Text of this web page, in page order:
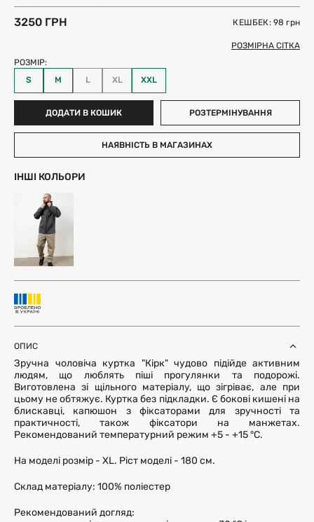
3250 ГРН КЕШБЕК: 98грн
РОЗМІРНА СІТКА
РОЗМІР:
S
M L XL XXL
ДОДАТИ В КОШИК РОЗТЕРМІНУВАННЯ
НАЯВНІСТЬ В МАГАЗИНАХ
ІНШІ КОЛЬОРИ
ОПИС
Зручна чоловіча куртка "Кірк" чудово підійде активним
людям, що люблять піші прогулянки та подорожі.
Виготовлена зі щільного матеріалу, що зігріває, але при
цьому не обтяжує. Куртка без підкладки. Є бокові кишені на
блискавці, капюшон з фіксаторами для зручності та
практичності, також фіксатори на манжетах.
Рекомендований температурний режим +5 - +15 °С.
На моделі розмір - ХL. Ріст моделі - 180 см.
Склад матеріалу: 100% поліестер
Рекомендований догляд: